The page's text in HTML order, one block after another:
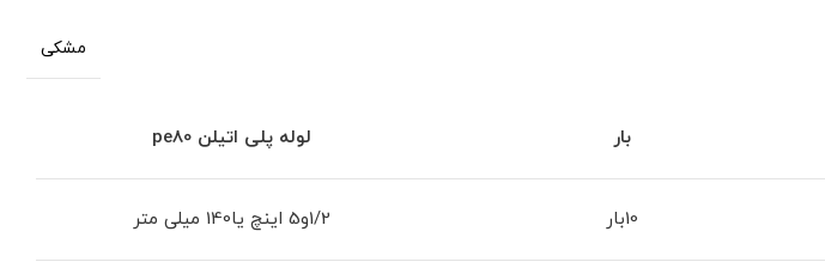
مشکی
بار لوله پلی اتیلنpe80
10بار 1/2و5 اینچ یا140 میلی متر